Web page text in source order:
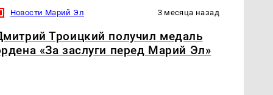
Новости Марий Эл 3 месяца назад
Троицкий получил медаль
«За заслуги перед Марий Эл»